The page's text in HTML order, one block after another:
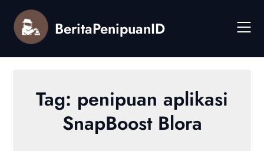
content
BeritaPenipuanID
Tag: penipuan aplikasi
SnapBoost Blora